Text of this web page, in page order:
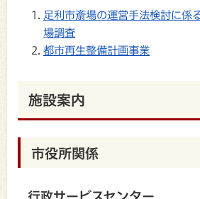
足利市斎場の運営手法検討に係
場調査
都市再生整備計画事業
施設案内
市役所関係
行政サービスセンター